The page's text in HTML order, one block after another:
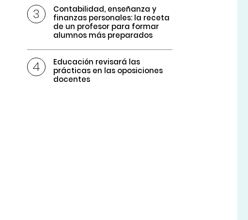
Contabilidad, enseñanza y
finanzas personales: la receta
de un profesor para formar
alumnos más preparados
Educación revisará las
prácticas en las oposiciones
docentes